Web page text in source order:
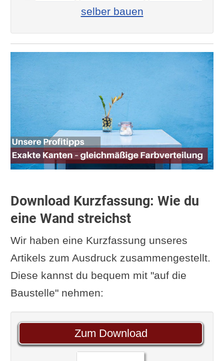
selber bauen
Download Kurzfassung: Wie du
eine Wand streichst
Wir haben eine Kurzfassung unseres
Artikels zum Ausdruck zusammengestellt.
Diese kannst du bequem mit "auf die
Baustelle" nehmen:
Zum Download